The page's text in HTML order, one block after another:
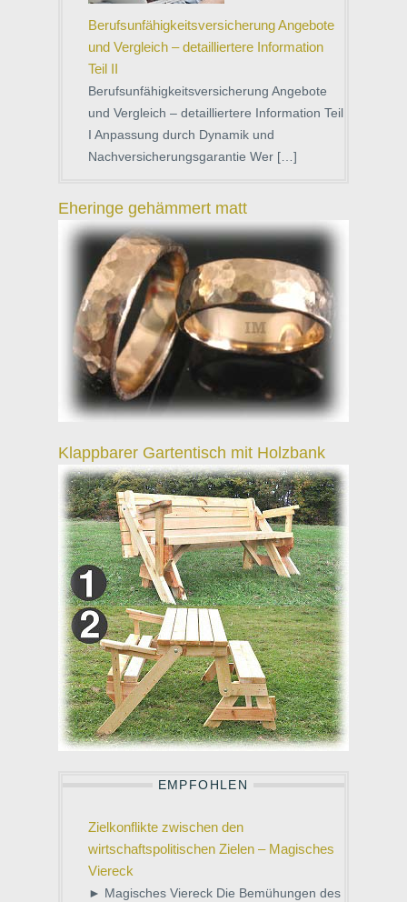
Berufsunfähigkeitsversicherung Angebote
und Vergleich – detailliertere Information
Teil II
Berufsunfähigkeitsversicherung Angebote
und Vergleich – detailliertere Information Teil
I Anpassung durch Dynamik und
Nachversicherungsgarantie Wer […]
Eheringe gehämmert matt
Klappbarer Gartentisch mit Holzbank
EMPFOHLEN
Zielkonflikte zwischen den
wirtschaftspolitischen Zielen – Magisches
Viereck
► Magisches Viereck Die Bemühungen des